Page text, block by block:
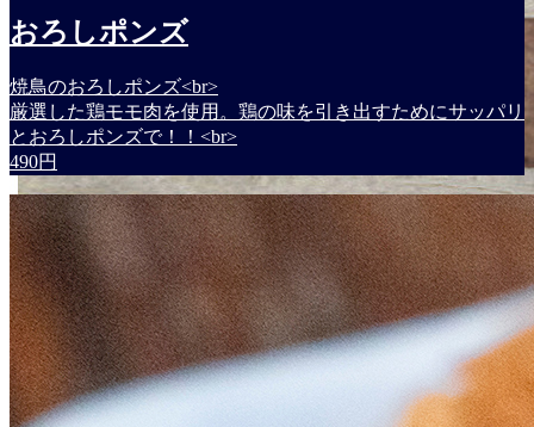
おろしポンズ
焼鳥のおろしポンズ<br>
厳選した鶏モモ肉を使用。鶏の味を引き出すためにサッパリ
とおろしポンズで！！<br>
490円